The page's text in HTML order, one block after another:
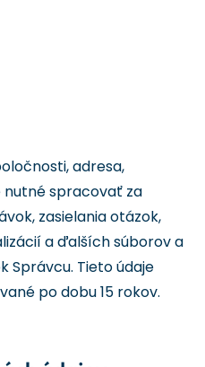
adresa,
spracovať za
zasielania otázok,
a ďalších súborov a
Správcu. Tieto údaje
po dobu 15 rokov.